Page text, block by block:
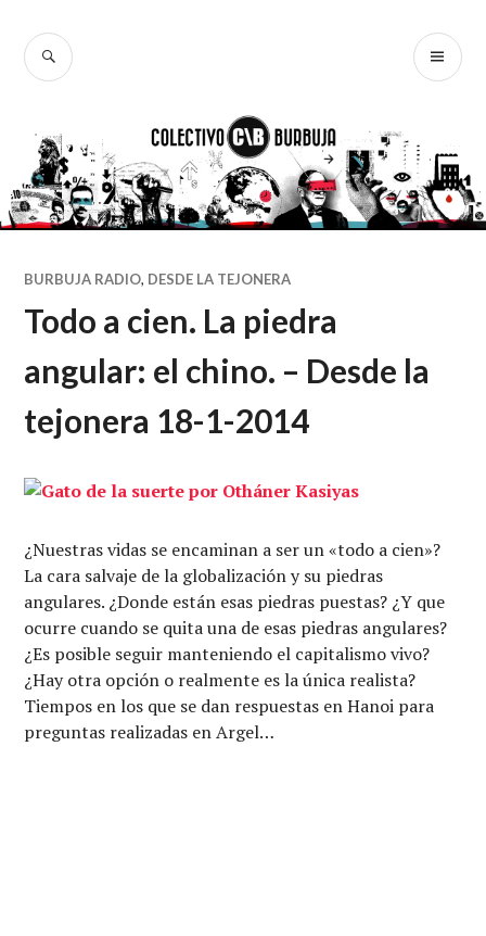
contenido
BUSCAR
BURBUJA RADIO, DESDE LA TEJONERA
Todo a cien. La piedra
angular: el chino. – Desde la
tejonera 18-1-2014
¿Nuestras vidas se encaminan a ser un «todo a cien»?
La cara salvaje de la globalización y su piedras
angulares. ¿Donde están esas piedras puestas? ¿Y que
ocurre cuando se quita una de esas piedras angulares?
¿Es posible seguir manteniendo el capitalismo vivo?
¿Hay otra opción o realmente es la única realista?
Tiempos en los que se dan respuestas en Hanoi para
preguntas realizadas en Argel…